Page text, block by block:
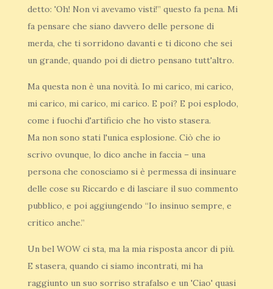
detto: 'Oh! Non vi avevamo visti!” questo fa pena. Mi
fa pensare che siano davvero delle persone di
merda, che ti sorridono davanti e ti dicono che sei
un grande, quando poi di dietro pensano tutt'altro.
Ma questa non è una novità. Io mi carico, mi carico,
mi carico, mi carico, mi carico. E poi? E poi esplodo,
come i fuochi d'artificio che ho visto stasera.
Ma non sono stati l'unica esplosione. Ciò che io
scrivo ovunque, lo dico anche in faccia – una
persona che conosciamo si è permessa di insinuare
delle cose su Riccardo e di lasciare il suo commento
pubblico, e poi aggiungendo “Io insinuo sempre, e
critico anche.”
Un bel WOW ci sta, ma la mia risposta ancor di più.
E stasera, quando ci siamo incontrati, mi ha
raggiunto un suo sorriso strafalso e un 'Ciao' quasi